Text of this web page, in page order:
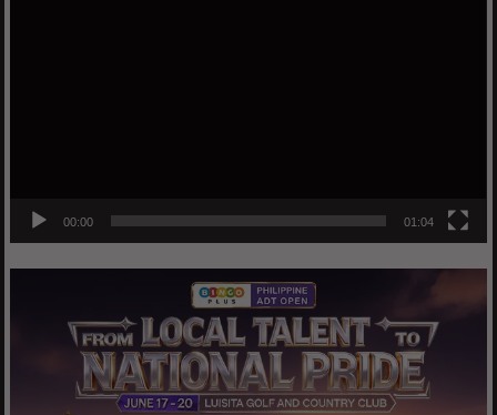
00:00 01:04